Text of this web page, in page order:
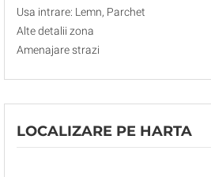
Usa intrare: Lemn, Parchet
Alte detalii zona
Amenajare strazi
LOCALIZARE PE HARTA